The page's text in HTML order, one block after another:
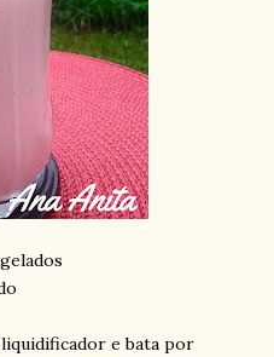
e bata por